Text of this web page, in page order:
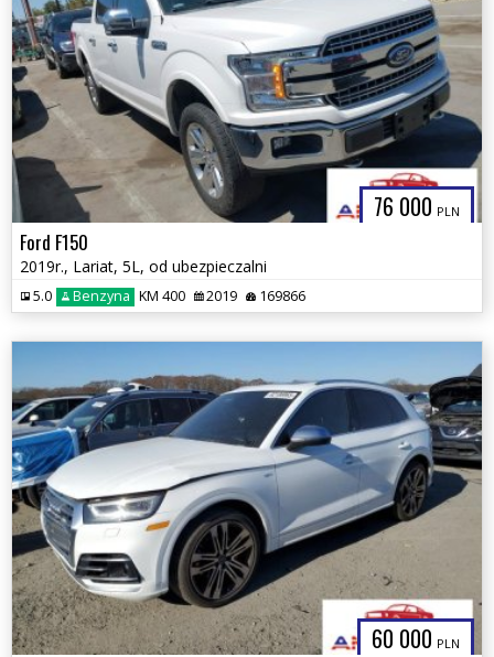
76 000 PLN
Ford F150
2019r., Lariat, 5L, od ubezpieczalni
5.0 Benzyna KM 400 2019 169866
60 000 PLN